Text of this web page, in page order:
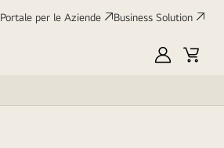
Portale per le Aziende Business Solution
My
Cart